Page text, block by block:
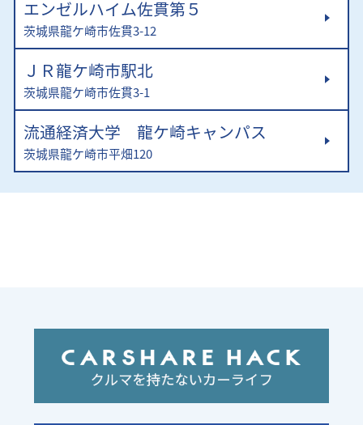
エンゼルハイム佐貫第５
茨城県龍ケ崎市佐貫3-12
ＪＲ龍ケ崎市駅北
茨城県龍ケ崎市佐貫3-1
流通経済大学 龍ケ崎キャンパス
茨城県龍ケ崎市平畑120